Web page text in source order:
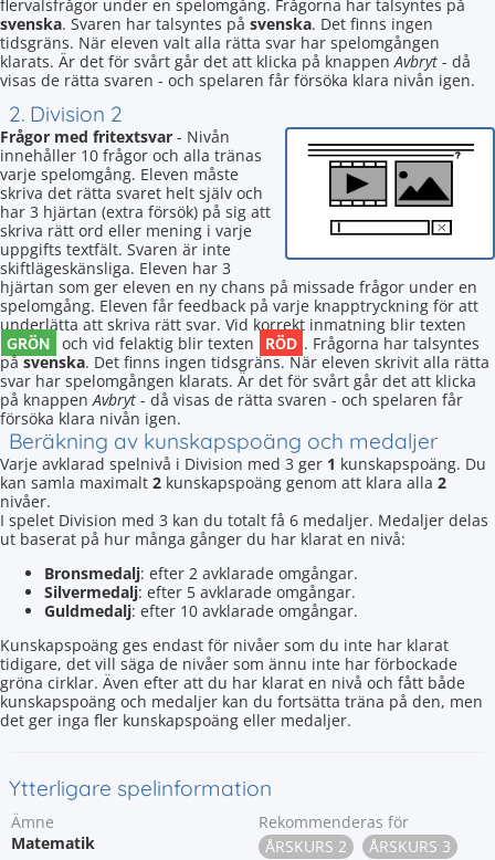
flervalsfrågor under en spelomgång. Frågorna har talsyntes på
svenska. Svaren har talsyntes på svenska. Det finns ingen
tidsgräns. När eleven valt alla rätta svar har spelomgången
klarats. Är det för svårt går det att klicka på knappenAvbryt - då
visas de rätta svaren - och spelaren får försöka klara nivån igen.
2. Division 2
Frågor med fritextsvar - Nivån
innehåller 10 frågor och alla tränas
varje spelomgång. Eleven måste
skriva det rätta svaret helt själv och
har 3 hjärtan (extra försök) på sig att
skriva rätt ord eller mening i varje
uppgifts textfält. Svaren är inte
skiftlägeskänsliga. Eleven har 3
hjärtan som ger eleven en ny chans på missade frågor under en
spelomgång. Eleven får feedback på varje knapptryckning för att
underlätta att skriva rätt svar. Vid korrekt inmatning blir texten
GRÖN och vid felaktig blir texten RÖD . Frågorna har talsyntes
påsvenska. Det finns ingen tidsgräns. När eleven skrivit alla rätta
svar har spelomgången klarats. Är det för svårt går det att klicka
på knappenAvbryt - då visas de rätta svaren - och spelaren får
försöka klara nivån igen.
Beräkning av kunskapspoäng och medaljer
Varje avklarad spelnivå i Division med 3 ger 1 kunskapspoäng. Du
kan samla maximalt 2 kunskapspoäng genom att klara alla 2
nivåer.
I spelet Division med 3 kan du totalt få 6 medaljer. Medaljer delas
ut baserat på hur många gånger du har klarat en nivå:
Bronsmedalj: efter 2 avklarade omgångar.
Silvermedalj: efter 5 avklarade omgångar.
Guldmedalj: efter 10 avklarade omgångar.
Kunskapspoäng ges endast för nivåer som du inte har klarat
tidigare, det vill säga de nivåer som ännu inte har förbockade
gröna cirklar. Även efter att du har klarat en nivå och fått både
kunskapspoäng och medaljer kan du fortsätta träna på den, men
det ger inga fler kunskapspoäng eller medaljer.
Ytterligare spelinformation
Ämne
Matematik
Rekommenderas för
ÅRSKURS 2
ÅRSKURS 3